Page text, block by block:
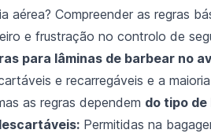
aérea? Compreender as regras
e frustração no controlo de
para lâminas de barbear no
e recarregáveis e a
as regras dependem do tipo de
Permitidas na